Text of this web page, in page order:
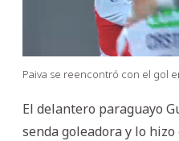
Paiva se reencontró con el gol
El delantero paraguayo
senda goleadora y lo